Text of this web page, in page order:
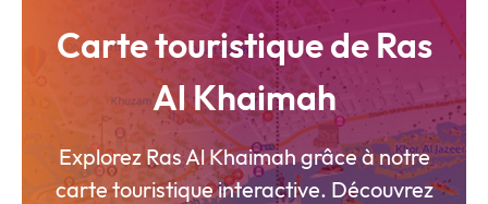
Carte touristique de Ras
Al Khaimah
Explorez Ras Al Khaimah grâce à notre
carte touristique interactive. Découvrez